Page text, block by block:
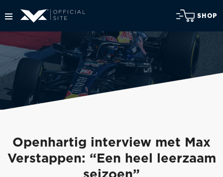
SHOP
Openhartig interview met Max
Verstappen: “Een heel leerzaam